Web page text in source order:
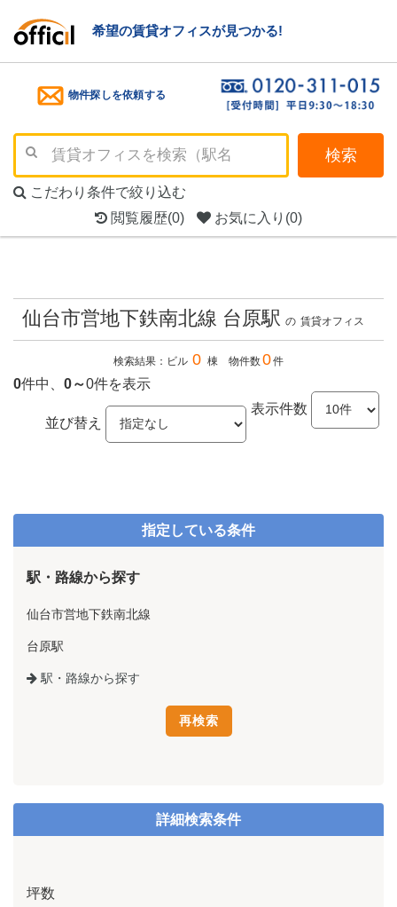
希望の賃貸オフィスが見つかる!
物件探しを依頼する
検索
こだわり条件で絞り込む
閲覧履歴(0) お気に入り (0)
仙台市営地下鉄南北線 台原駅 の 賃貸オフィス
検索結果：ビル 0 棟 物件数0件
0件中、 0～0件を表示
表示件数
並び替え
指定している条件
駅・路線から探す
仙台市営地下鉄南北線
台原駅
駅・路線から探す
詳細検索条件
坪数